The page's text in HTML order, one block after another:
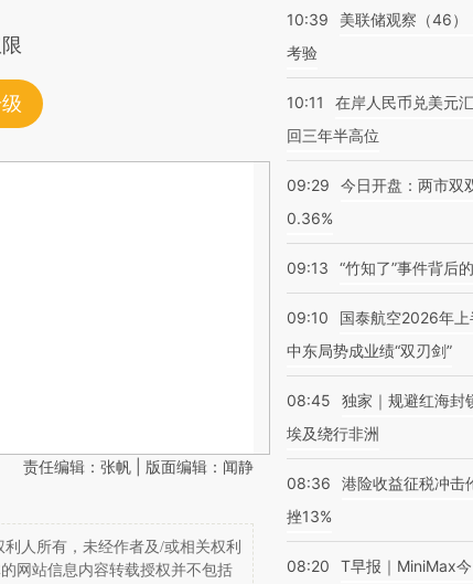
责任编辑：张帆 | 版面编辑：闻静
人所有，未经作者及/或相关权利
网站信息内容转载授权并不包括
10:39
美联储观察（46）
考验
10:11
在岸人民币兑美元
回三年半高位
09:29
今日开盘：两市双
0.36%
09:13 “竹知了”事件背后
09:10
国泰航空2026年
中东局势成业绩“双刃剑”
08:45
独家｜规避红海封
埃及绕行非洲
08:36
港险收益征税冲击
挫13%
08:20
T早报｜MiniMax